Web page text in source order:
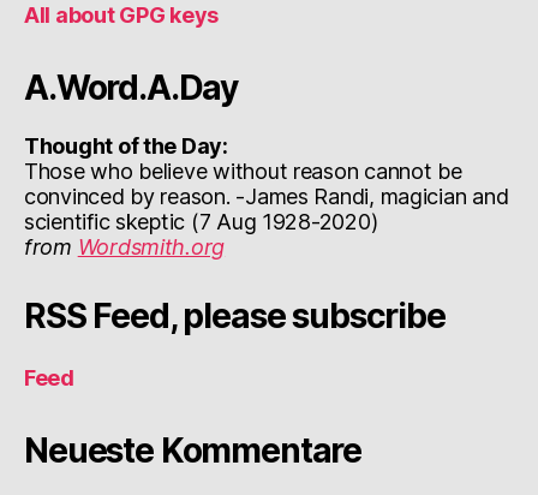
All about GPG keys
A.Word.A.Day
Thought of the Day:
Those who believe without reason cannot be
convinced by reason. -James Randi, magician and
scientific skeptic (7 Aug 1928-2020)
from Wordsmith.org
RSS Feed, please subscribe
Feed
Neueste Kommentare